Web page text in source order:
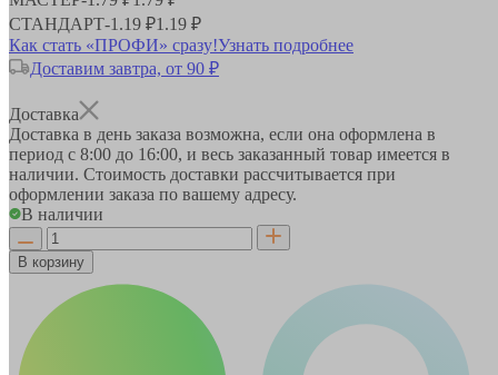
СТАНДАРТ-1.19 ₽1.19 ₽
Как стать «ПРОФИ» сразу!Узнать подробнее
Доставим завтра, от 90 ₽
Доставка
Доставка в день заказа возможна, если она оформлена в
период с 8:00 до 16:00, и весь заказанный товар имеется в
наличии. Стоимость доставки рассчитывается при
оформлении заказа по вашему адресу.
В наличии
В корзину